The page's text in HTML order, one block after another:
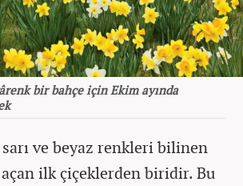
bir bahçe için Ekim ayında
ve beyaz renkleri bilinen
ilk çiçeklerden biridir. Bu